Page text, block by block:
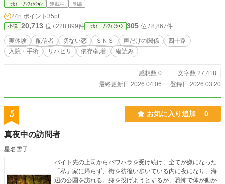
ｴｯｾｲ・ﾉﾝﾌｨｸｼｮﾝ 連載中 長編
24h.ポイント 35pt
小説 20,713 位 / 228,899件 ｴｯｾｲ・ﾉﾝﾌｨｸｼｮﾝ 305 位 / 8,867件
実体験 配信者 切ない恋 ＳＮＳ 声だけの関係
四十路
入院・手術
リハビリ 依存/執着 縦読み
感想数 0
文字数 27,418
最終更新日 2026.04.06
登録日 2026.03.20
5 お気に入り追加 0
真夜中の訪問者
星名雪子
バイト先の上司からパワハラを受け続け、全てが嫌になった
「私」家に帰らず、街を彷徨い歩いている内に夜になり、海
辺の公園を訪れる。身を投げようとするが、恐怖で体が動か